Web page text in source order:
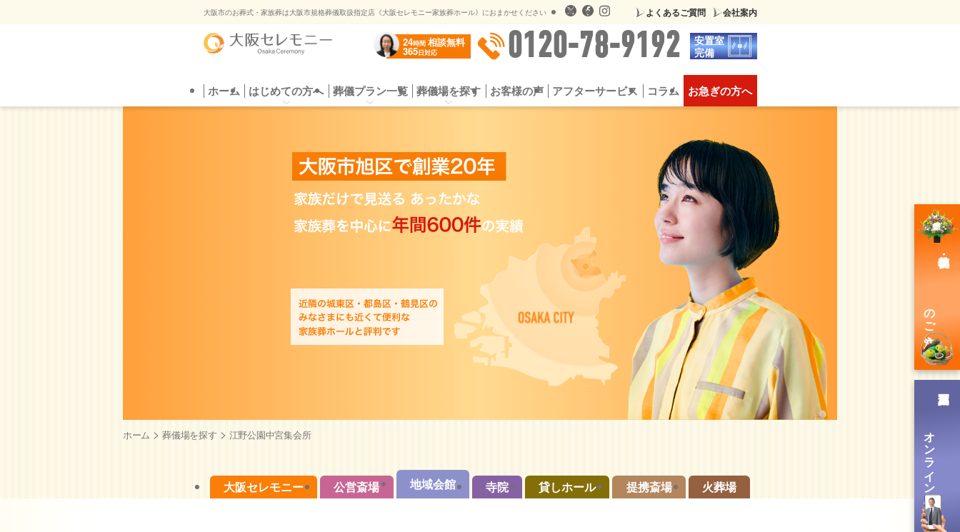
大阪市のお葬式・家族葬は大阪市規格葬儀取扱指定店《大阪セレモニー家族葬ホール》におまかせください よくあるご質問 会社案内
24時間 相談無料
365日対応 0120-78-9192
安置室
完備
ホーム はじめての方へ
はじめての方へ お葬式の流れ 選ばれる5つの理由 よくある質問
供花・供物について
葬儀プラン一覧
葬儀プラン 直葬プラン 一日葬プラン シンプル家族葬 スタンダード家族葬
豪華な家族葬
葬儀場を探す
葬儀場を探す 自社会館 公営斎場一覧 提携斎場（公営斎場）
お客様の声 アフターサービス コラム お急ぎの方へ
ホーム >葬儀場を探す > 江野公園中宮集会所
大阪セレモニー 公営斎場 地域会館 寺院 貸しホール 提携斎場 火葬場
のご注文
オンライン送信